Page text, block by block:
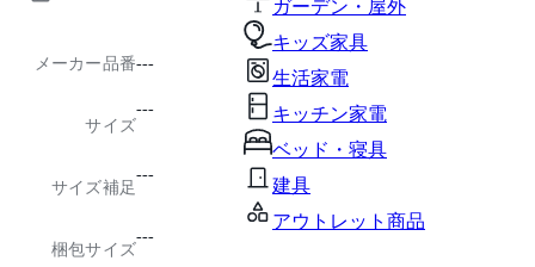
ガーデン・屋外
キッズ家具
生活家電
キッチン家電
ベッド・寝具
建具
アウトレット商品
メーカー品番---
サイズ
---
サイズ補足
---
梱包サイズ
---